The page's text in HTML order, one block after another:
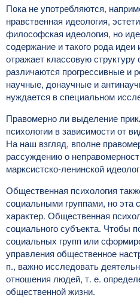
Пока не употребляются,
нравственная идеология,
философская идеология, но
содержание и такого рода идеи
отражает классовую
различаются прогрессивные и
научные, донаучные и
нуждается в специальном
Правомерно ли выделение
психологии в зависимости от
На наш взгляд, вполне
рассуждению о
марксистско-ленинской
Общественная психология
социальными группами, но эта
характер. Общественная
социального субъекта. Чтобы
социальных групп или
управления общественное
п., важно исследовать
отношения людей, т. е.
общественной жизни.